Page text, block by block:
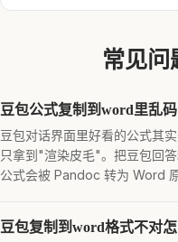
常见问
豆包公式复制到word里乱码
豆包对话界面里好看的公式其
只拿到"渲染皮毛"。把豆包回
公式会被 Pandoc 转为 Word
豆包复制到word格式不对怎